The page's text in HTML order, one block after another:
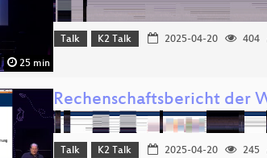
25 min
Talk K2 Talk 2025-04-20 404
Rechenschaftsbericht der
Talk K2 Talk 2025-04-20 245